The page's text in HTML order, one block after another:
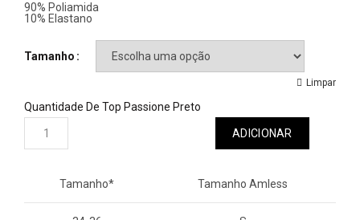
90% Poliamida
10% Elastano
Tamanho
Limpar
Quantidade De Top Passione Preto
ADICIONAR
Tamanho* Tamanho Amless